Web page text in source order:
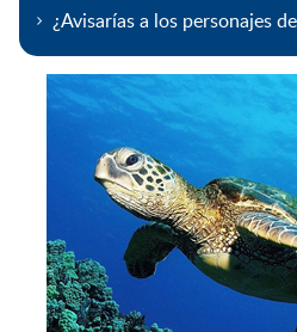
¿Avisarías a los personajes